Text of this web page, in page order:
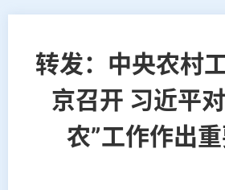
转发：中央农村
京召开 习近平
农”工作作出